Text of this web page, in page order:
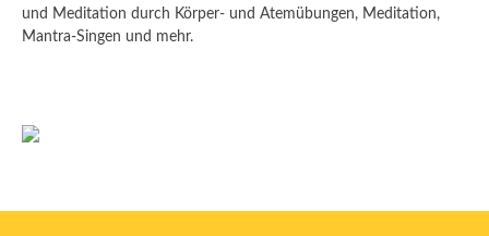
und Meditation durch Körper- und Atemübungen, Meditation,
Mantra-Singen und mehr.